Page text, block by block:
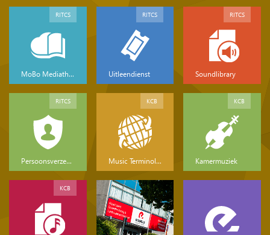
MoBo Mediatheek
RITCS
Uitleendienst
RITCS
Soundlibrary
RITCS
Persoonsverzekeringen
RITCS
Music Terminology
KCB
Kamermuziek
KCB
KCB